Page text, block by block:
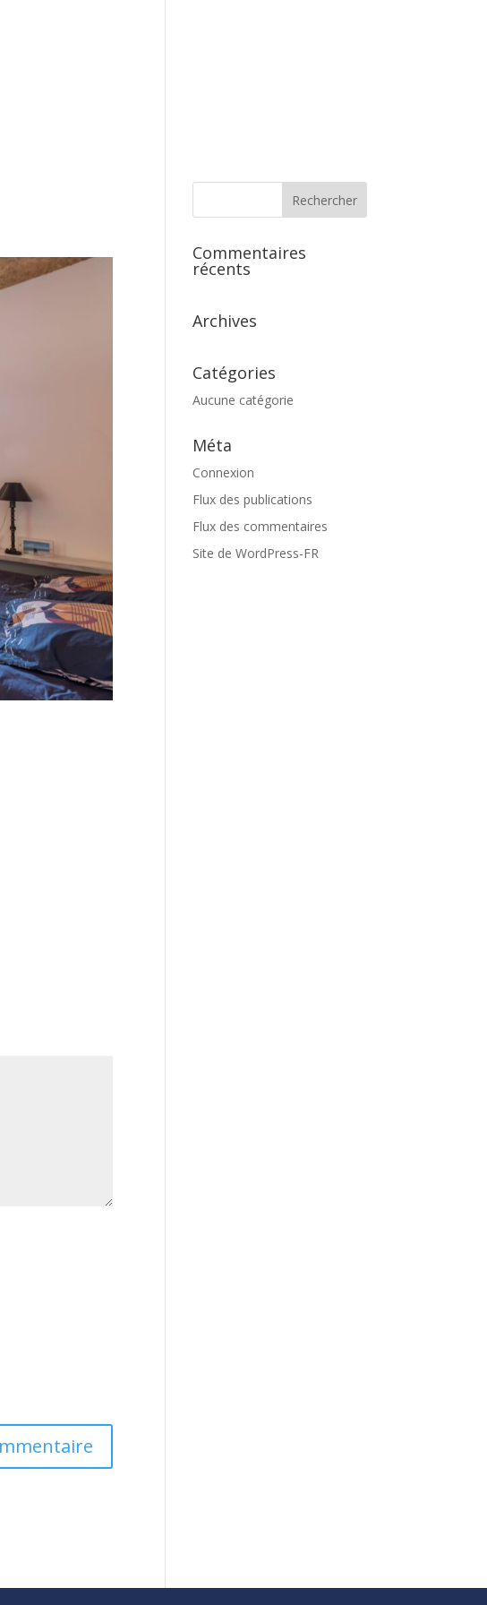
Commentaires
récents
Archives
Catégories
Aucune catégorie
Méta
Connexion
Flux des publications
Flux des commentaires
Site de WordPress-FR